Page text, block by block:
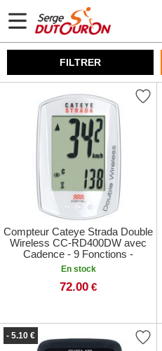
FILTRER
Compteur Cateye Strada Double
Wireless CC-RD400DW avec
Cadence - 9 Fonctions -
Mini:45x30mm
En stock
72.00 €
- 5.10 €